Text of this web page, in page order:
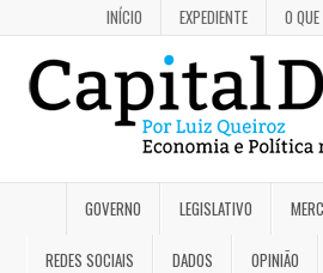
INÍCIO EXPEDIENTE O
GOVERNO LEGISLATIVO
REDES SOCIAIS DADOS OPINIÃO